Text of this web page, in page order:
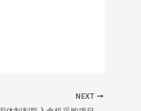
NEXT